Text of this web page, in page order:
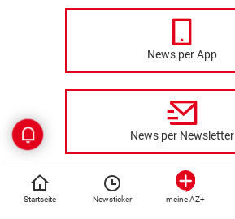
Startseite Newsticker meine AZ+
News per App
News per Newsletter